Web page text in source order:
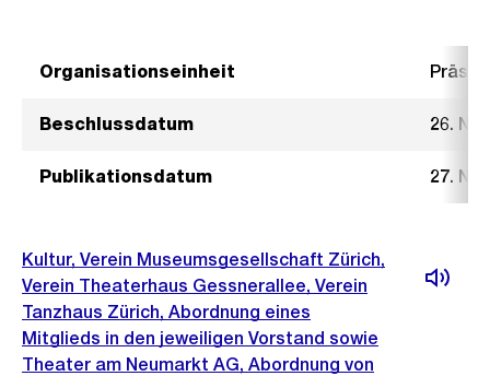
Organisationseinheit
Beschlussdatum 26.
Publikationsdatum 27.
Kultur, Verein Museumsgesellschaft Zürich,
Verein Theaterhaus Gessnerallee, Verein
Tanzhaus Zürich, Abordnung eines
Mitglieds in den jeweiligen Vorstand sowie
Theater am Neumarkt AG, Abordnung von